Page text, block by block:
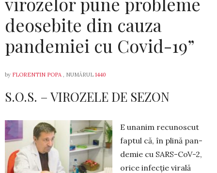
deosebite din cauza
pandemiei cu Covid-19”
by FLORENTIN POPA , NUMĂRUL 1440
S.O.S. – VIROZELE DE SEZON
E unanim recunoscut
faptul că, în plină pan­­
demie cu SARS-CoV-2,
orice infec­ție virală